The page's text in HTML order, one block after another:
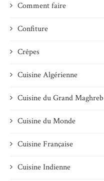
Comment faire
Confiture
Crêpes
Cuisine Algérienne
Cuisine du Grand Maghreb
Cuisine du Monde
Cuisine Française
Cuisine Indienne